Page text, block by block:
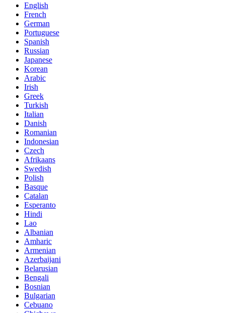
English
French
German
Portuguese
Spanish
Russian
Japanese
Korean
Arabic
Irish
Greek
Turkish
Italian
Danish
Romanian
Indonesian
Czech
Afrikaans
Swedish
Polish
Basque
Catalan
Esperanto
Hindi
Lao
Albanian
Amharic
Armenian
Azerbaijani
Belarusian
Bengali
Bosnian
Bulgarian
Cebuano